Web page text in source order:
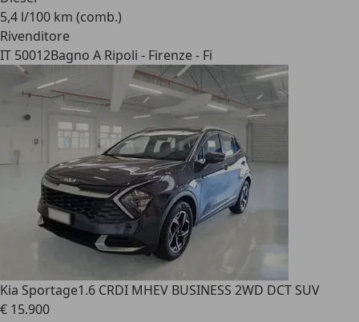
5,4 l/100 km (comb.)
Rivenditore
IT 50012Bagno A Ripoli - Firenze - Fi
Kia Sportage1.6 CRDI MHEV BUSINESS 2WD DCT SUV
€ 15.900